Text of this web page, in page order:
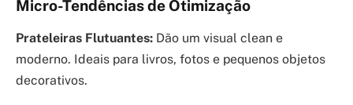
Micro-Tendências de Otimização
Prateleiras Flutuantes: Dão um visual clean e
moderno. Ideais para livros, fotos e pequenos objetos
decorativos.